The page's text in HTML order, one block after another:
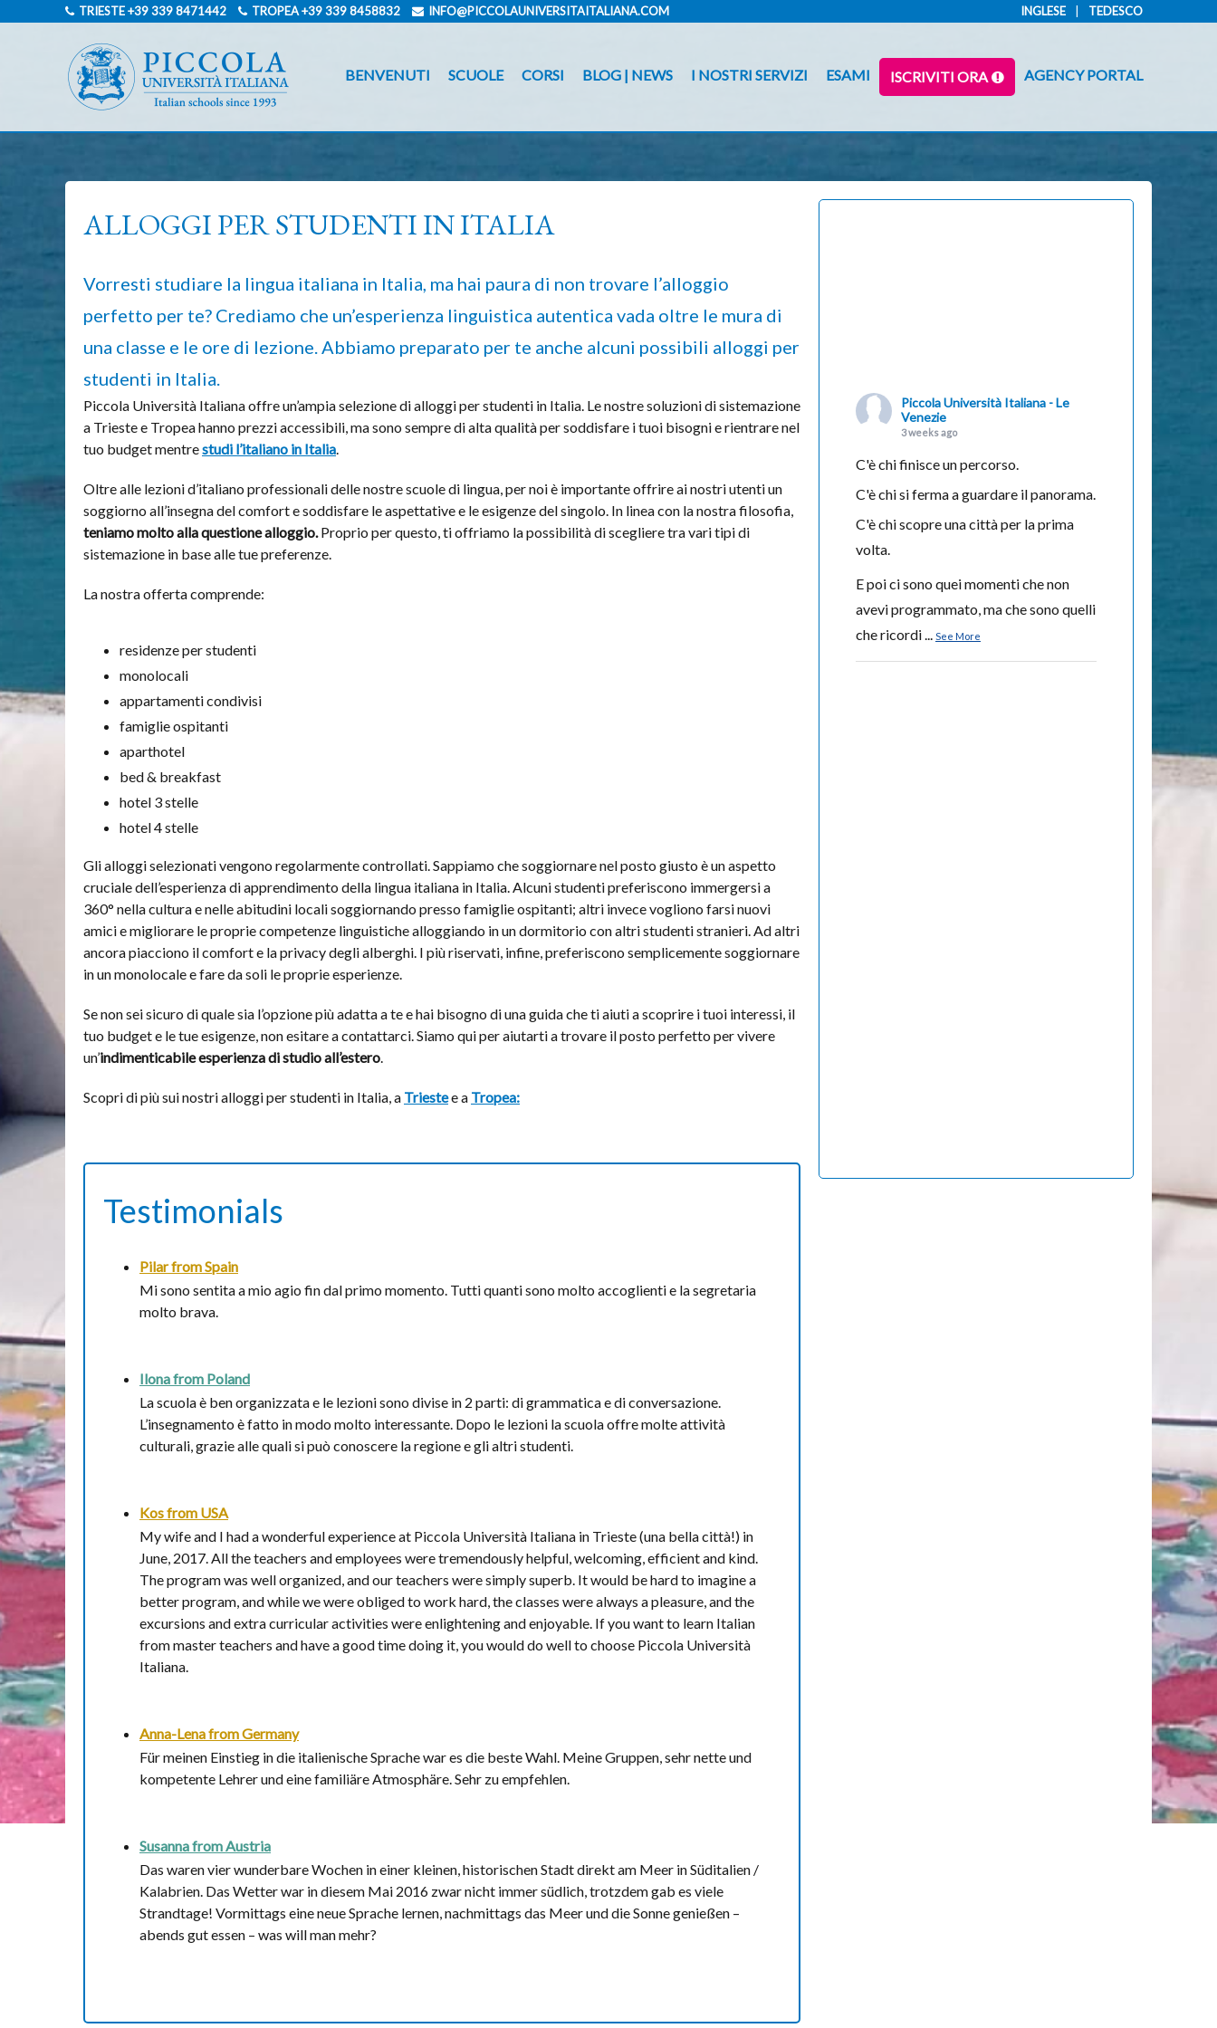
TRIESTE+39 339 8471442 TROPEA+39 339 8458832 INFO@PICCOLAUNIVERSITAITALIANA.COM INGLESE TEDESCO
BENVENUTI SCUOLE CORSI BLOG | NEWS I NOSTRI SERVIZI ESAMI ISCRIVITI ORA AGENCY PORTAL
ALLOGGI PER STUDENTI IN ITALIA
Vorresti studiare la lingua italiana in Italia, ma hai paura di non trovare l’alloggio
perfetto per te? Crediamo che un’esperienza linguistica autentica vada oltre le mura di
una classe e le ore di lezione. Abbiamo preparato per te anche alcuni possibili alloggi per
studenti in Italia.
Piccola Università Italiana offre un’ampia selezione di alloggi per studenti in Italia. Le nostre soluzioni di sistemazione
a Trieste e Tropea hanno prezzi accessibili, ma sono sempre di alta qualità per soddisfare i tuoi bisogni e rientrare nel
tuo budget mentrestudi l’italiano in Italia.
Oltre alle lezioni d’italiano professionali delle nostre scuole di lingua, per noi è importante offrire ai nostri utenti un
soggiorno all’insegna del comfort e soddisfare le aspettative e le esigenze del singolo. In linea con la nostra filosofia,
teniamo molto alla questione alloggio.Proprio per questo, ti offriamo la possibilità di scegliere tra vari tipi di
sistemazione in base alle tue preferenze.
La nostra offerta comprende:
residenze per studenti
monolocali
appartamenti condivisi
famiglie ospitanti
aparthotel
bed & breakfast
hotel 3 stelle
hotel 4 stelle
Gli alloggi selezionati vengono regolarmente controllati. Sappiamo che soggiornare nel posto giusto è un aspetto
cruciale dell’esperienza di apprendimento della lingua italiana in Italia. Alcuni studenti preferiscono immergersi a
360° nella cultura e nelle abitudini locali soggiornando presso famiglie ospitanti; altri invece vogliono farsi nuovi
amici e migliorare le proprie competenze linguistiche alloggiando in un dormitorio con altri studenti stranieri. Ad altri
ancora piacciono il comfort e la privacy degli alberghi. I più riservati, infine, preferiscono semplicemente soggiornare
in un monolocale e fare da soli le proprie esperienze.
Se non sei sicuro di quale sia l’opzione più adatta a te e hai bisogno di una guida che ti aiuti a scoprire i tuoi interessi, il
tuo budget e le tue esigenze, non esitare a contattarci. Siamo qui per aiutarti a trovare il posto perfetto per vivere
un’indimenticabile esperienza di studio all’estero.
Scopri di più sui nostri alloggi per studenti in Italia, a Triestee a Tropea:
Testimonials
Pilar fromSpain
Mi sono sentita a mio agio fin dal primo momento. Tutti quanti sono molto accoglienti e la segretaria
molto brava.
Ilona from Poland
La scuola è ben organizzata e le lezioni sono divise in 2 parti: di grammatica e di conversazione.
L’insegnamento è fatto in modo molto interessante. Dopo le lezioni la scuola offre molte attività
culturali, grazie alle quali si può conoscere la regione e gli altri studenti.
Kos from USA
My wife and I had a wonderful experience at Piccola Università Italiana in Trieste (una bella città!) in
June, 2017. All the teachers and employees were tremendously helpful, welcoming, efficient and kind.
The program was well organized, and our teachers were simply superb. It would be hard to imagine a
better program, and while we were obliged to work hard, the classes were always a pleasure, and the
excursions and extra curricular activities were enlightening and enjoyable. If you want to learn Italian
from master teachers and have a good time doing it, you would do well to choose Piccola Università
Italiana.
Anna-Lena fromGermany
Für meinen Einstieg in die italienische Sprache war es die beste Wahl. Meine Gruppen, sehr nette und
kompetente Lehrer und eine familiäre Atmosphäre. Sehr zu empfehlen.
Susanna fromAustria
Das waren vier wunderbare Wochen in einer kleinen, historischen Stadt direkt am Meer in Süditalien /
Kalabrien. Das Wetter war in diesem Mai 2016 zwar nicht immer südlich, trotzdem gab es viele
Strandtage! Vormittags eine neue Sprache lernen, nachmittags das Meer und die Sonne genießen –
abends gut essen – was will man mehr?
Piccola Università Italiana - Le
Venezie
3 weeks ago
C'è chi finisce un percorso.
C'è chi si ferma a guardare il panorama.
C'è chi scopre una città per la prima
volta.
E poi ci sono quei momenti che non
avevi programmato, ma che sono quelli
che ricordi... See More